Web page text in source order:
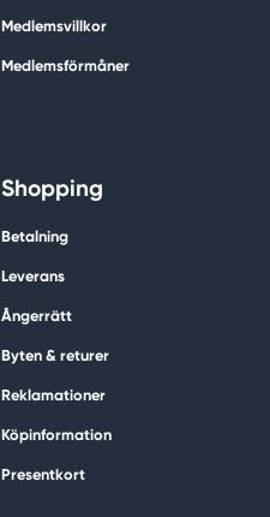
Medlemsvillkor
Medlemsförmåner
Shopping
Betalning
Leverans
Ångerrätt
Byten & returer
Reklamationer
Köpinformation
Presentkort